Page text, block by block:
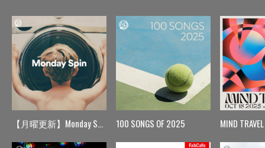
【月曜更新】Monday Spin 100 SONGS OF 2025 MIND TRAVEL